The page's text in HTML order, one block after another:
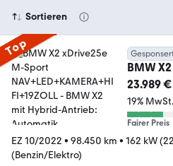
Sortieren
Top
BMW
23.989 €
19% MwSt.
Fairer Preis
EZ 10/2022 • 98.450 km • 162 kW
(Benzin/Elektro)